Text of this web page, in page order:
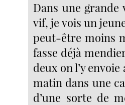
Dans une
vif, je vois un
peut-être moins
fasse déjà
deux on l’y
matin dans une
d’une sorte de